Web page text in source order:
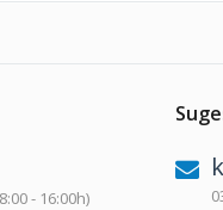
- 16:00h)